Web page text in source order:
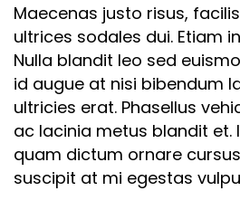
Maecenas justo risus,
ultrices sodales dui. Etiam
Nulla blandit leo sed
id augue at nisi bibendum
ultricies erat. Phasellus
ac lacinia metus blandit et.
quam dictum ornare
suscipit at mi egestas